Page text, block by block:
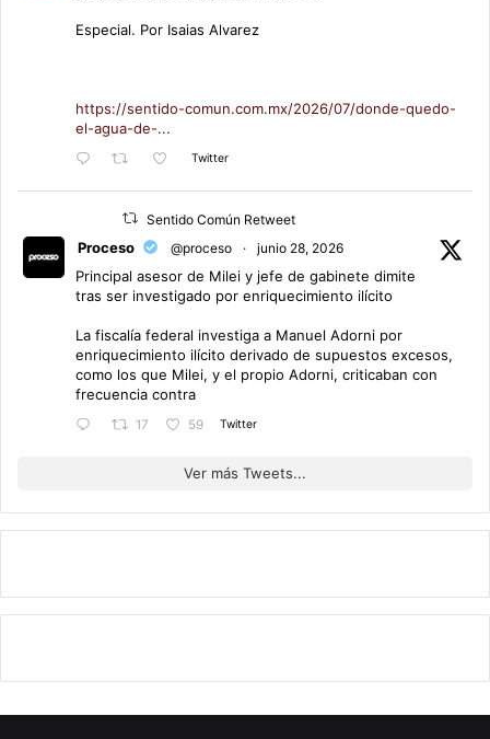
Especial. Por Isaias Alvarez
https://sentido-comun.com.mx/2026/07/donde-quedo-
el-agua-de-...
Twitter
Sentido Común Retweet
Proceso @proceso · junio 28, 2026
Principal asesor de Milei y jefe de gabinete dimite
tras ser investigado por enriquecimiento ilícito
La fiscalía federal investiga a Manuel Adorni por
enriquecimiento ilícito derivado de supuestos excesos,
como los que Milei, y el propio Adorni, criticaban con
frecuencia contra
17 59 Twitter
Ver más Tweets...